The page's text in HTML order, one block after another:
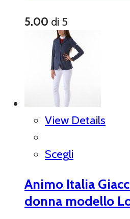
5.00 di 5
View Details
Scegli
Animo Italia
donna modello